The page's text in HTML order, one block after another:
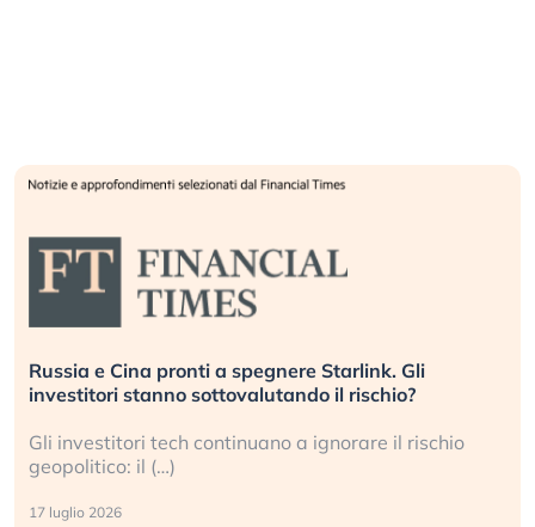
Russia e Cina pronti a spegnere Starlink. Gli
investitori stanno sottovalutando il rischio?
Gli investitori tech continuano a ignorare il rischio
geopolitico: il (…)
17 luglio 2026